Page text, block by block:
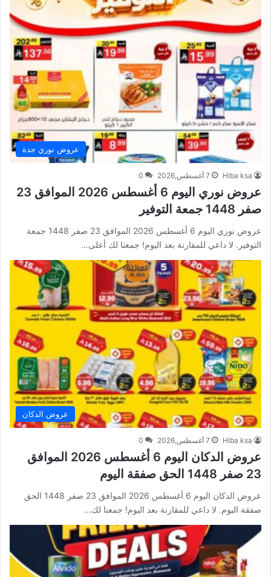
عروض نوري جدة
Hiba ksa 7 أغسطس,2026 0
عروض نوري اليوم 6 أغسطس 2026 الموافق 23
صفر 1448 جمعة التوفير
عروض نوري اليوم 6 أغسطس 2026 الموافق 23 صفر 1448 جمعة
التوفير. لا داعي للمقارنة بعد اليوم! جمعنا لك أعلى…
عروض الدكان
Hiba ksa 7 أغسطس,2026 0
عروض الدكان اليوم 6 أغسطس 2026 الموافق
23 صفر 1448 الحق صفقة اليوم
عروض الدكان اليوم 6 أغسطس 2026 الموافق 23 صفر 1448 الحق
صفقة اليوم. لا داعي للمقارنة بعد اليوم! جمعنا لك…